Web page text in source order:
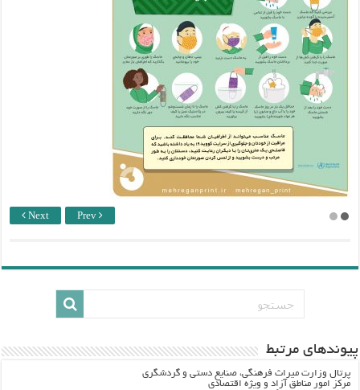
Next Prev
پيوندهاي مرتبط
پرتال وزارت ميراث فرهنگي، صنایع دستی و گردشگري
مرکز امور مناطق آزاد و ویژه اقتصادی